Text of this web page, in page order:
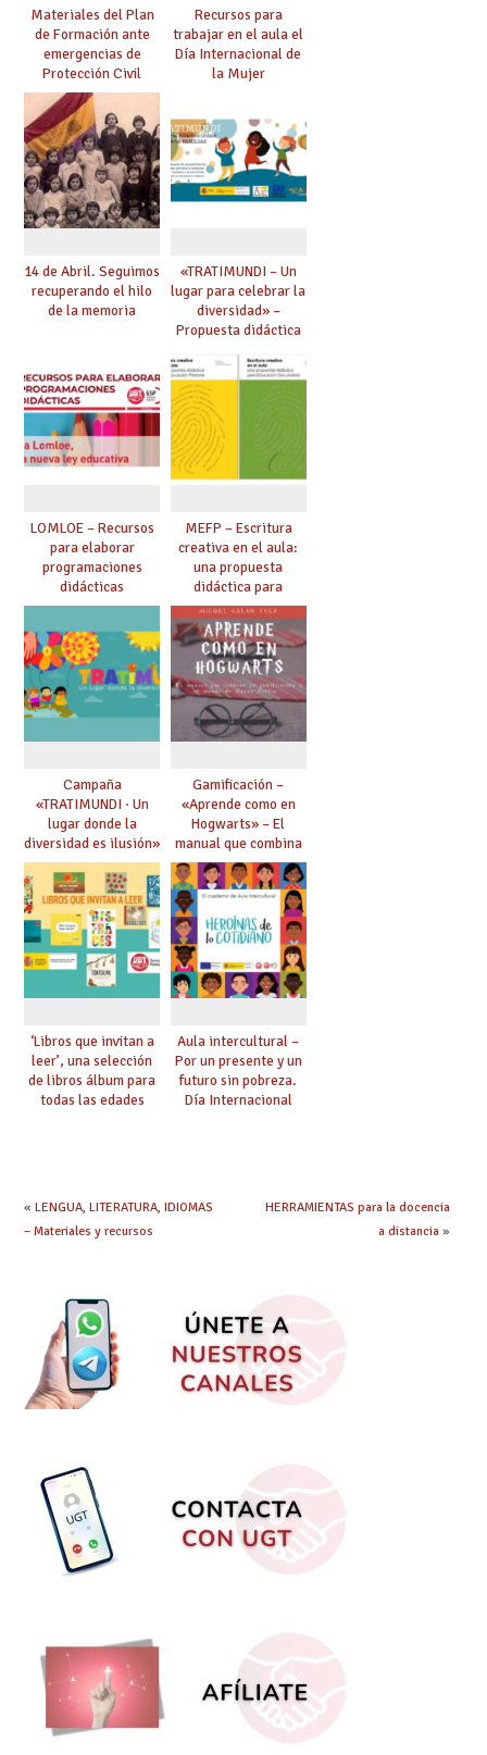
Materiales del Plan
de Formación ante
emergencias de
Protección Civil
Recursos para
trabajar en el aula el
Día Internacional de
la Mujer
14 de Abril. Seguimos
recuperando el hilo
de la memoria
«TRATIMUNDI – Un
lugar para celebrar la
diversidad» –
Propuesta didáctica
eliminación del
racismo y la
xenofobia desde la
educación infantil.
LOMLOE – Recursos
para elaborar
programaciones
didácticas
MEFP – Escritura
creativa en el aula:
una propuesta
didáctica para
Primaria y
Secundaria.
Campaña
«TRATIMUNDI · Un
lugar donde la
diversidad es ilusión»
– Propuesta
didáctica.
Gamificación –
«Aprende como en
Hogwarts» – El
manual que combina
la gamificación y el
mundo de Harry
Potter.
‘Libros que invitan a
leer’, una selección
de libros álbum para
todas las edades
Aula intercultural –
Por un presente y un
futuro sin pobreza.
Día Internacional
« LENGUA, LITERATURA, IDIOMAS
– Materiales y recursos
HERRAMIENTAS para la docencia
a distancia»